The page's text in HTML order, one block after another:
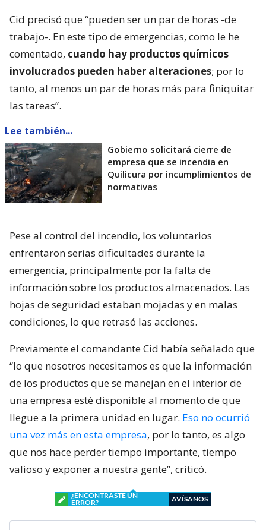
Cid precisó que “pueden ser un par de horas -de
trabajo-. En este tipo de emergencias, como le he
comentado, cuando hay productos químicos
involucrados pueden haber alteraciones; por lo
tanto, al menos un par de horas más para finiquitar
las tareas”.
Lee también...
Gobierno solicitará cierre de
empresa que se incendia en
Quilicura por incumplimientos de
normativas
Pese al control del incendio, los voluntarios
enfrentaron serias dificultades durante la
emergencia, principalmente por la falta de
información sobre los productos almacenados. Las
hojas de seguridad estaban mojadas y en malas
condiciones, lo que retrasó las acciones.
Previamente el comandante Cid había señalado que
“lo que nosotros necesitamos es que la información
de los productos que se manejan en el interior de
una empresa esté disponible al momento de que
llegue a la primera unidad en lugar. Eso no ocurrió
una vez más en esta empresa, por lo tanto, es algo
que nos hace perder tiempo importante, tiempo
valioso y exponer a nuestra gente”, criticó.
¿ENCONTRASTE UN
ERROR?
AVÍSANOS